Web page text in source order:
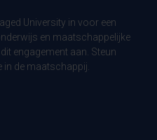
University in voor een
en maatschappelijke
engagement aan. Steun
in de maatschappij.